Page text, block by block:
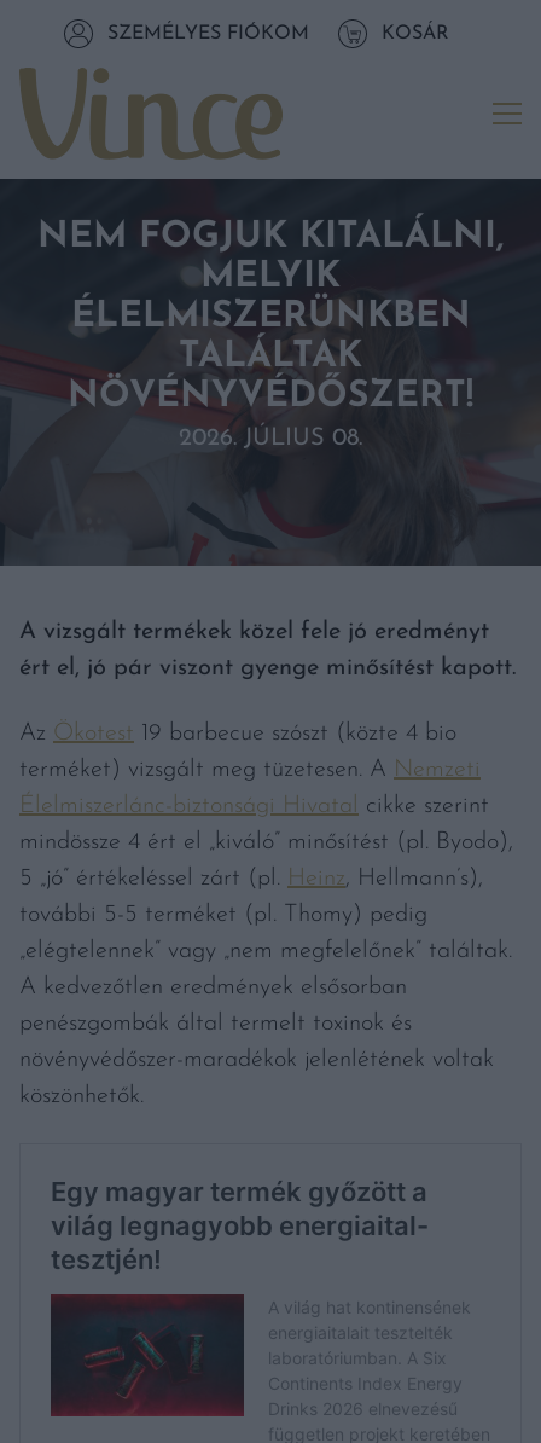
Tovább a tartalomhozSZEMÉLYES FIÓKOM KOSÁR
NEM FOGJUK KITALÁLNI,
MELYIK
ÉLELMISZERÜNKBEN
TALÁLTAK
NÖVÉNYVÉDŐSZERT!
2026. JÚLIUS 08.
A vizsgált termékek közel fele jó eredményt
ért el, jó pár viszont gyenge minősítést kapott.
Az Ökotest 19 barbecue szószt (közte 4 bio
terméket) vizsgált meg tüzetesen. A Nemzeti
Élelmiszerlánc-biztonsági Hivatal cikke szerint
mindössze 4 ért el „kiváló” minősítést (pl. Byodo),
5 „jó” értékeléssel zárt (pl. Heinz, Hellmann’s),
további 5-5 terméket (pl. Thomy) pedig
„elégtelennek” vagy „nem megfelelőnek” találtak.
A kedvezőtlen eredmények elsősorban
penészgombák által termelt toxinok és
növényvédőszer-maradékok jelenlétének voltak
köszönhetők.